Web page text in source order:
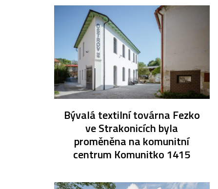
Bývalá textilní továrna Fezko
ve Strakonicích byla
proměněna na komunitní
centrum Komunitko 1415